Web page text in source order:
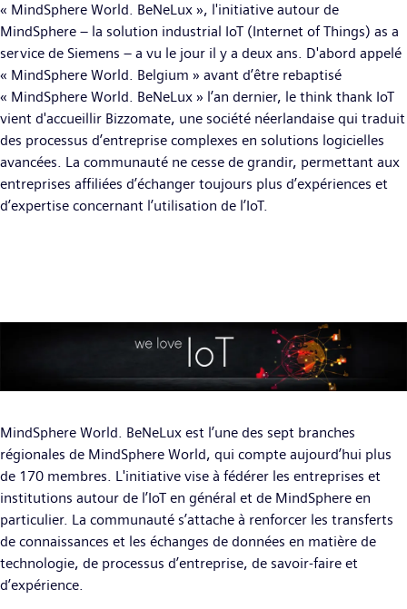
« MindSphere World. BeNeLux », l'initiative autour de
MindSphere – la solution industrial IoT (Internet of Things) as a
service de Siemens – a vu le jour il y a deux ans. D'abord appelé
« MindSphere World. Belgium » avant d’être rebaptisé
« MindSphere World. BeNeLux » l’an dernier, le think thank IoT
vient d'accueillir Bizzomate, une société néerlandaise qui traduit
des processus d’entreprise complexes en solutions logicielles
avancées. La communauté ne cesse de grandir, permettant aux
entreprises affiliées d’échanger toujours plus d’expériences et
d’expertise concernant l’utilisation de l’IoT.
MindSphere World. BeNeLux est l’une des sept branches
régionales de MindSphere World, qui compte aujourd’hui plus
de 170 membres. L'initiative vise à fédérer les entreprises et
institutions autour de l’IoT en général et de MindSphere en
particulier. La communauté s’attache à renforcer les transferts
de connaissances et les échanges de données en matière de
technologie, de processus d’entreprise, de savoir-faire et
d’expérience.